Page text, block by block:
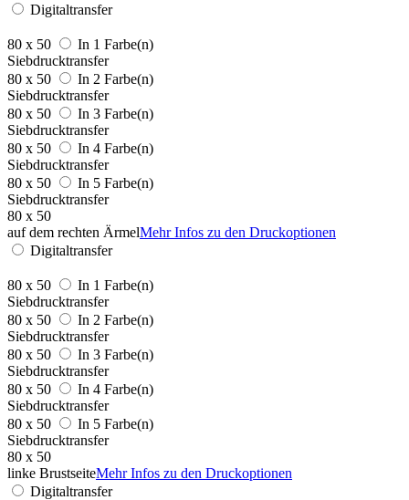
Digitaltransfer
80 x 50
In 1 Farbe(n)
Siebdrucktransfer
80 x 50
In 2 Farbe(n)
Siebdrucktransfer
80 x 50
In 3 Farbe(n)
Siebdrucktransfer
80 x 50
In 4 Farbe(n)
Siebdrucktransfer
80 x 50
In 5 Farbe(n)
Siebdrucktransfer
80 x 50
auf dem rechten ÄrmelMehr Infos zu den Druckoptionen
Digitaltransfer
80 x 50
In 1 Farbe(n)
Siebdrucktransfer
80 x 50
In 2 Farbe(n)
Siebdrucktransfer
80 x 50
In 3 Farbe(n)
Siebdrucktransfer
80 x 50
In 4 Farbe(n)
Siebdrucktransfer
80 x 50
In 5 Farbe(n)
Siebdrucktransfer
80 x 50
linke BrustseiteMehr Infos zu den Druckoptionen
Digitaltransfer